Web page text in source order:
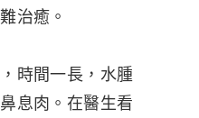
治癒。
時間一長，水腫
息肉。在醫生看